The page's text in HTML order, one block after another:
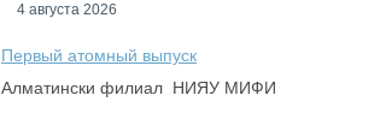
4 августа 2026
Первый атомный выпуск
Алматински филиал НИЯУ МИФИ